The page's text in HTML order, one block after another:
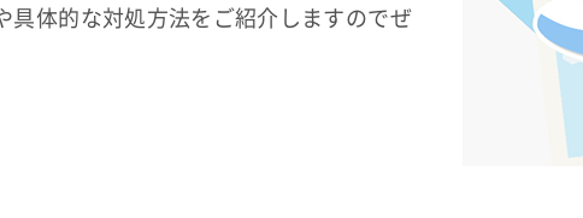
具体的な対処方法をご紹介しますのでぜ